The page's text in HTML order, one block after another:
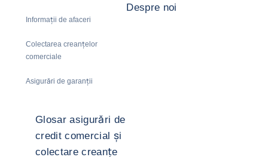
Informații de afaceri
Colectarea creanțelor
comerciale
Asigurări de garanții
Despre noi
Glosar asigurări de
credit comercial și
colectare creanțe